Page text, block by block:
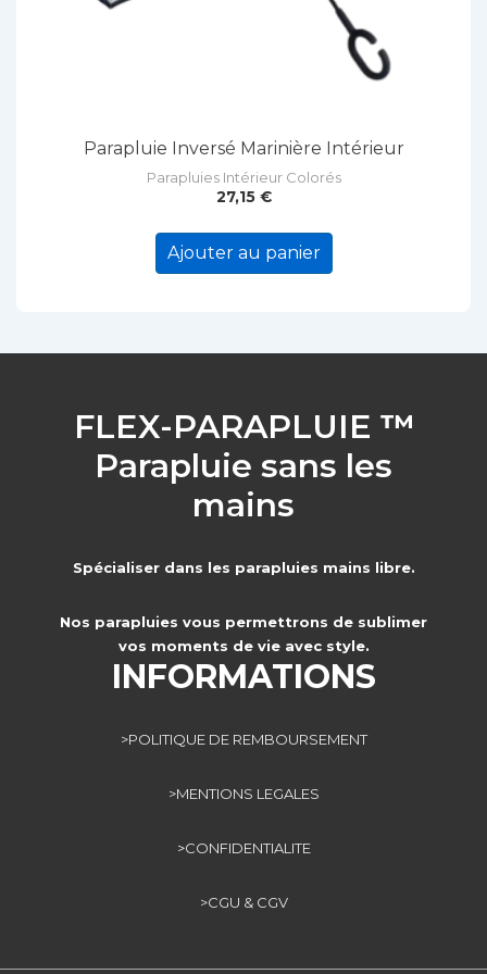
Parapluie Inversé Marinière Intérieur
Parapluies Intérieur Colorés
27,15 €
Ajouter au panier
FLEX-PARAPLUIE ™
Parapluie sans les
mains
Spécialiser dans les parapluies mains libre.
Nos parapluies vous permettrons de sublimer
vos moments de vie avec style.
INFORMATIONS
>POLITIQUE DE REMBOURSEMENT
>MENTIONS LEGALES
>CONFIDENTIALITE
>CGU & CGV